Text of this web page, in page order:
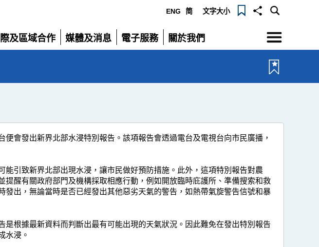
ENG 简 文字大小
及區域合作
媒體及消息
展
電子服務
展
關於我們
展
選
單
會發出新界北部水浸特別報告。該項報告會透過電台及電視台向市民廣播，
引致新界北部出現水浸，讓市民做好預防措施。此外，這項特別報告對農
醒有關政府部門及機構採取相應行動，例如開放臨時庇護所、準備搜索和救
出，無論當時是否已經發出其他惡劣天氣的警告，如熱帶氣旋警告信號和暴
根據最新資料而判斷出最有可能出現的天氣狀況。因此難免在發出特別報告
水浸。